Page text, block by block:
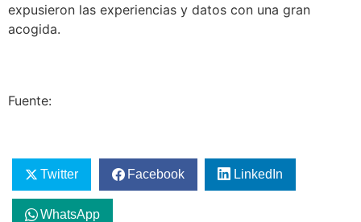
expusieron las experiencias y datos con una gran
acogida.
Fuente:
Twitter Facebook LinkedIn
WhatsApp